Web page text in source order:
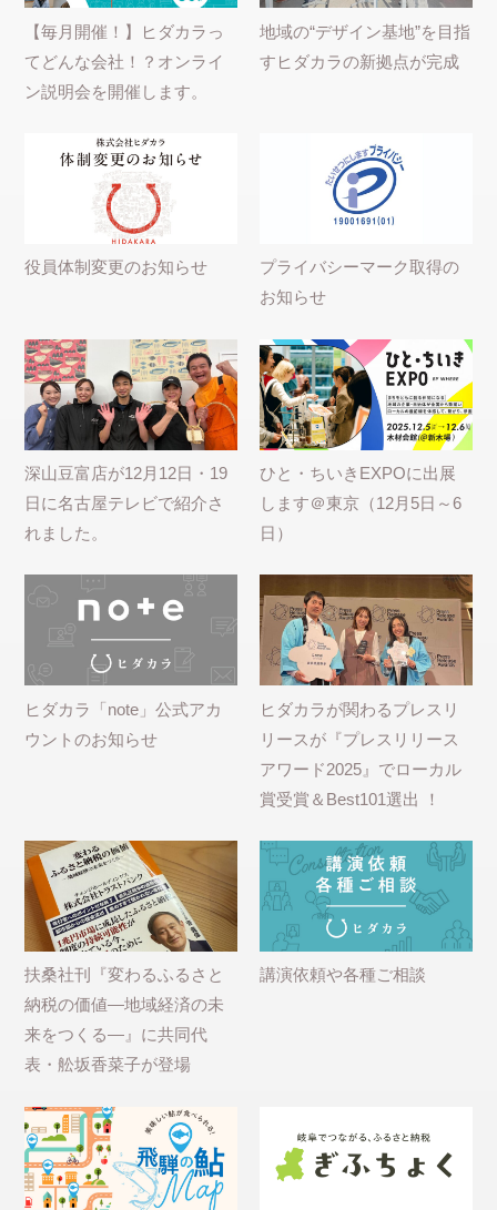
【毎月開催！】ヒダカラっ
てどんな会社！？オンライ
ン説明会を開催します。
地域の“デザイン基地”を目指
すヒダカラの新拠点が完成
役員体制変更のお知らせ
プライバシーマーク取得の
お知らせ
深山豆富店が12月12日・19
日に名古屋テレビで紹介さ
れました。
ひと・ちいきEXPOに出展
します＠東京（12月5日～6
日）
ヒダカラ「note」公式アカ
ウントのお知らせ
ヒダカラが関わるプレスリ
リースが『プレスリリース
アワード2025』でローカル
賞受賞＆Best101選出 ！
扶桑社刊『変わるふるさと
納税の価値―地域経済の未
来をつくる―』に共同代
表・舩坂香菜子が登場
講演依頼や各種ご相談